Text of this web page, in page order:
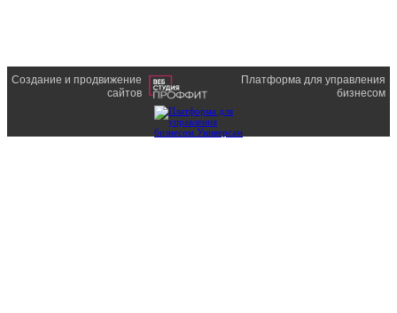
Создание и продвижение
сайтов
Платформа для управления
бизнесом